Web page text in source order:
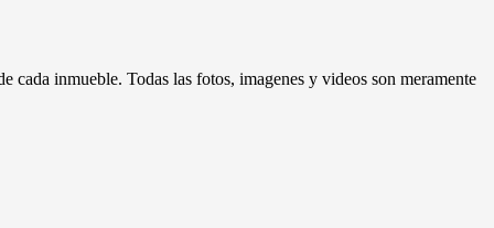
cada inmueble. Todas las fotos, imagenes y videos son meramente